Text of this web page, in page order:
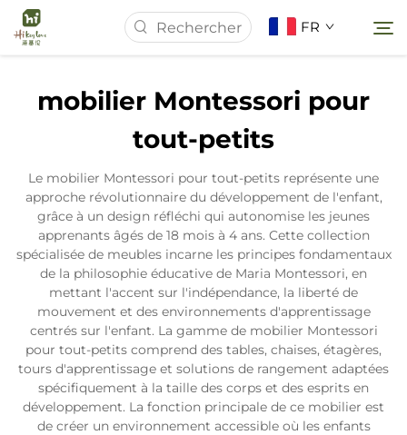
FR
À Propos de Nous
Produits
Actualités
Études de Cas
Contactez-nous
mobilier Montessori pour
tout-petits
Le mobilier Montessori pour tout-petits représente une
approche révolutionnaire du développement de l'enfant,
grâce à un design réfléchi qui autonomise les jeunes
apprenants âgés de 18 mois à 4 ans. Cette collection
spécialisée de meubles incarne les principes fondamentaux
de la philosophie éducative de Maria Montessori, en
mettant l'accent sur l'indépendance, la liberté de
mouvement et des environnements d'apprentissage
centrés sur l'enfant. La gamme de mobilier Montessori
pour tout-petits comprend des tables, chaises, étagères,
tours d'apprentissage et solutions de rangement adaptées
spécifiquement à la taille des corps et des esprits en
développement. La fonction principale de ce mobilier est
de créer un environnement accessible où les enfants